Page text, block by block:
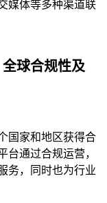
媒体等多种渠道联
球合规性及
国家和地区获得合
通过合规运营，
务，同时也为行业